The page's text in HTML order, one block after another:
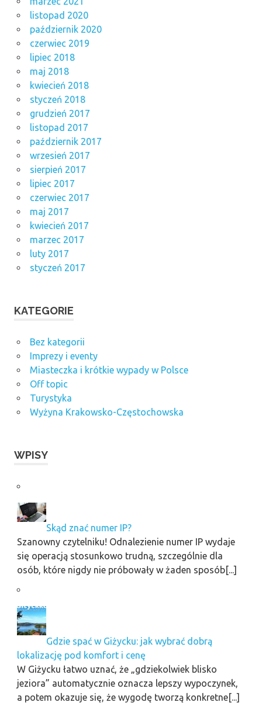
listopad 2020
październik 2020
czerwiec 2019
lipiec 2018
maj 2018
kwiecień 2018
styczeń 2018
grudzień 2017
listopad 2017
październik 2017
wrzesień 2017
sierpień 2017
lipiec 2017
czerwiec 2017
maj 2017
kwiecień 2017
marzec 2017
luty 2017
styczeń 2017
KATEGORIE
Bez kategorii
Imprezy i eventy
Miasteczka i krótkie wypady w Polsce
Off topic
Turystyka
Wyżyna Krakowsko-Częstochowska
WPISY
Skąd znać numer IP?
Szanowny czytelniku! Odnalezienie numer IP wydaje
się operacją stosunkowo trudną, szczególnie dla
osób, które nigdy nie próbowały w żaden sposób[...]
Gdzie spać w Giżycku: jak wybrać dobrą
lokalizację pod komfort i cenę
W Giżycku łatwo uznać, że „gdziekolwiek blisko
jeziora” automatycznie oznacza lepszy wypoczynek,
a potem okazuje się, że wygodę tworzą konkretne[...]